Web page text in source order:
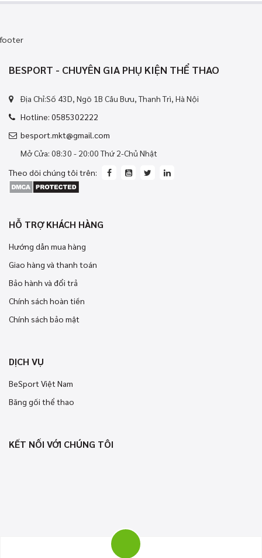
footer
BESPORT - CHUYÊN GIA PHỤ KIỆN THỂ THAO
Địa Chỉ:Số 43D, Ngõ 1B Cầu Bưu, Thanh Trì, Hà Nội
Hotline: 0585302222
besport.mkt@gmail.com
Mở Cửa: 08:30 - 20:00 Thứ 2-Chủ Nhật
Theo dõi chúng tôi trên:
HỖ TRỢ KHÁCH HÀNG
Hướng dẫn mua hàng
Giao hàng và thanh toán
Bảo hành và đổi trả
Chính sách hoàn tiền
Chính sách bảo mật
DỊCH VỤ
BeSport Việt Nam
Băng gối thể thao
KẾT NỐI VỚI CHÚNG TÔI